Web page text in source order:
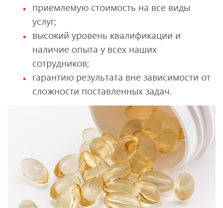
приемлемую стоимость на все виды
услуг;
высокий уровень квалификации и
наличие опыта у всех наших
сотрудников;
гарантию результата вне зависимости от
сложности поставленных задач.